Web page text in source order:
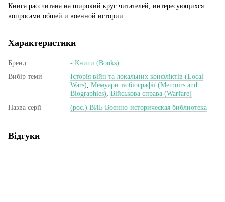
Книга рассчитана на широкий круг читателей, интересующихся
вопросами обшей и военной истории.
Характеристики
Бренд
- Книги (Books)
Вибір теми
Історія війн та локальних конфліктів (Local
Wars) Мемуари та біографії (Memoirs and
Biographies) Військова справа (Warfare)
Назва серії
(рос.) ВИБ Военно-историческая библиотека
Відгуки